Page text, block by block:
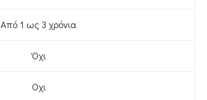
Από 1 ως 3 χρόνια
Όχι
Οχι